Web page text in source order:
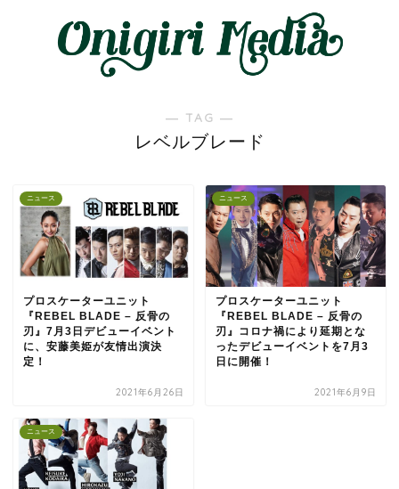
― TAG ―
レベルブレード
ニュース
プロスケーターユニット
『REBEL BLADE – 反骨の
刃』7月3日デビューイベント
に、安藤美姫が友情出演決
定！
2021年6月26日
ニュース
プロスケーターユニット
『REBEL BLADE – 反骨の
刃』コロナ禍により延期とな
ったデビューイベントを7月3
日に開催！
2021年6月9日
ニュース